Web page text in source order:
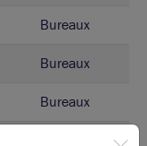
Bureaux
Bureaux
Bureaux